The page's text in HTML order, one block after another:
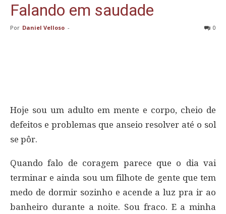
Falando em saudade
Por Daniel Velloso - 0
Hoje sou um adulto em mente e corpo, cheio de
defeitos e problemas que anseio resolver até o sol
se pôr.
Quando falo de coragem parece que o dia vai
terminar e ainda sou um filhote de gente que tem
medo de dormir sozinho e acende a luz pra ir ao
banheiro durante a noite. Sou fraco. E a minha